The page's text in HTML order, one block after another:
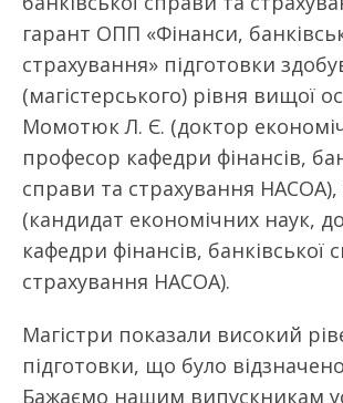
гарант ОПП «Фінанси,
страхування» підготовки
(магістерського) рівня вищої
Момотюк Л. Є. (доктор
професор кафедри фінансів,
справи та страхування НАСОА),
(кандидат економічних наук,
кафедри фінансів, банківської
страхування НАСОА).
Магістри показали високий
підготовки, що було
Бажаємо нашим випускникам